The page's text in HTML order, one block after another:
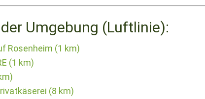
Umgebung (Luftlinie):
Rosenheim (1 km)
(1 km)
(8 km)